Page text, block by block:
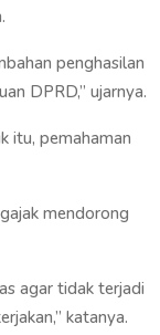
penghasilan
DPRD,” ujarnya.
itu, pemahaman
mendorong
agar tidak terjadi
katanya.